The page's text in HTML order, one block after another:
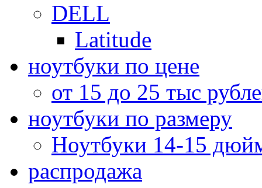
DELL
Latitude
ноутбуки по цене
от 15 до 25 тыс
ноутбуки по размеру
Ноутбуки 14-15
распродажа